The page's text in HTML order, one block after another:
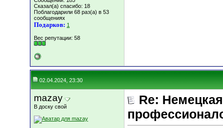
Сказал(а) спасибо: 18
Поблагодарили 68 раз(а) в 53
сообщениях
Подарков: 1
Вес репутации: 58
02.04.2024, 23:30
mazay
В доску свой
Re: